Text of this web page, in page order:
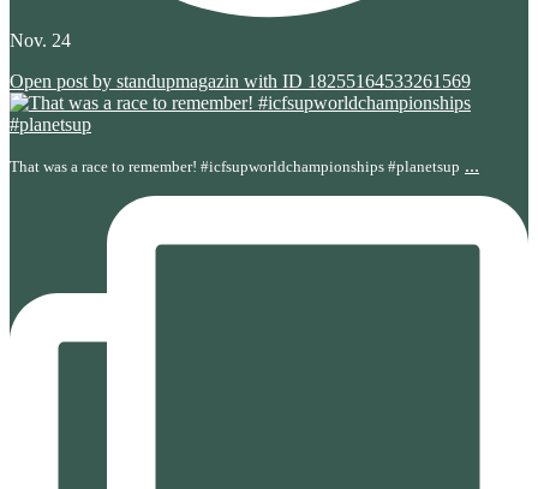
Nov. 24
Open post by standupmagazin with ID 18255164533261569
That was a race to remember! #icfsupworldchampionships #planetsup ...